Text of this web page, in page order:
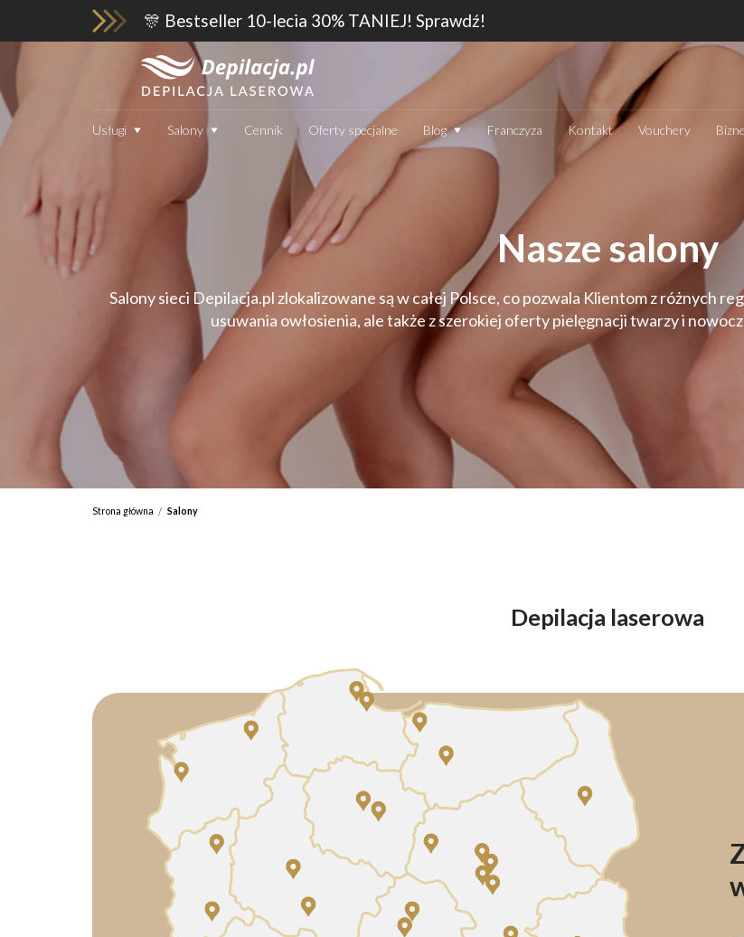
🎊 Bestseller 10-lecia 30% TANIEJ! Sprawdź!
Usługi Salony Cennik Oferty specjalne Blog
JAK DZIAŁA DEPILATOR IPL I CZY WARTO GO STOSOWAĆ
TECHNOLOGIA
Który laser do depilacji (profesjonalny) jest najskuteczniejszy?
Elektrostymulacja mięśni - efekty, które przekonają Cię do
zabiegu
Endermologia – przeciwwskazania, o których warto wiedzieć
Laser aleksandrytowy czy diodowy? Porównanie
Franczyza Kontakt Vouchery
Nasze salony
Salony sieci Depilacja.pl zlokalizowane są w całej Polsce, co pozwala Klientom z różnych
usuwania owłosienia, ale także z szerokiej oferty pielęgnacji twarzy i
Strona główna / Salony
Depilacja laserowa